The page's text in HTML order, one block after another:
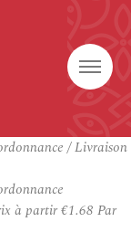
/ Livraison
à partir€1.68 Par